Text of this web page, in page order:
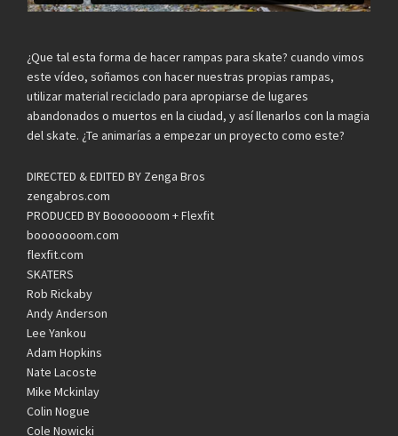
¿Que tal esta forma de hacer rampas para skate? cuando vimos
este vídeo, soñamos con hacer nuestras propias rampas,
utilizar material reciclado para apropiarse de lugares
abandonados o muertos en la ciudad, y así llenarlos con la magia
del skate. ¿Te animarías a empezar un proyecto como este?
DIRECTED & EDITED BY Zenga Bros
zengabros.com
PRODUCED BY Booooooom + Flexfit
booooooom.com
flexfit.com
SKATERS
Rob Rickaby
Andy Anderson
Lee Yankou
Adam Hopkins
Nate Lacoste
Mike Mckinlay
Colin Nogue
Cole Nowicki